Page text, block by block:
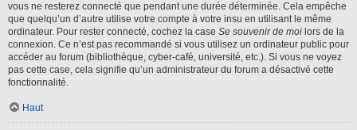
vous ne resterez connecté que pendant une durée déterminée. Cela empêche
que quelqu’un d’autre utilise votre compte à votre insu en utilisant le même
ordinateur. Pour rester connecté, cochez la case Se souvenir de moi lors de la
connexion. Ce n’est pas recommandé si vous utilisez un ordinateur public pour
accéder au forum (bibliothèque, cyber-café, université, etc.). Si vous ne voyez
pas cette case, cela signifie qu’un administrateur du forum a désactivé cette
fonctionnalité.
Haut